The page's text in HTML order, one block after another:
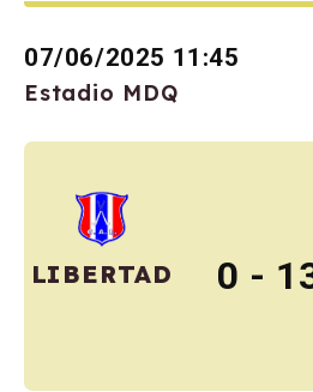
07/06/2025 11:45
Estadio MDQ
LIBERTAD 0 -